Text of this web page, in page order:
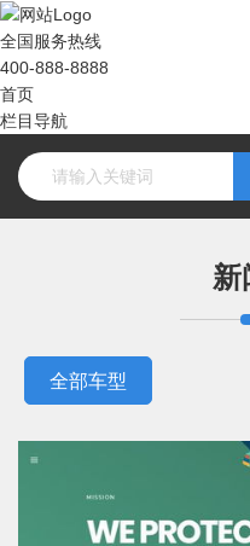
全国服务热线
400-888-8888
首页
栏目导航
新
全部车型